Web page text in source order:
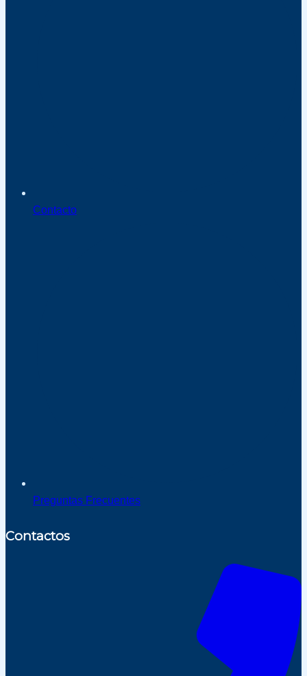
Contacto
Preguntas Frecuentes
Contactos